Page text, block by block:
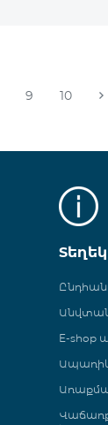
9 10
E-shop